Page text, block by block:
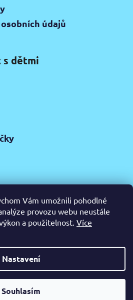
Vám umožnili pohodlné
provozu webu neustále
a použitelnost. Více
Nastavení
Souhlasím
máme mimořádně zavřeno.
údajů
s dětmi
Shoptet
nudu. Všechna práva vyhrazena.